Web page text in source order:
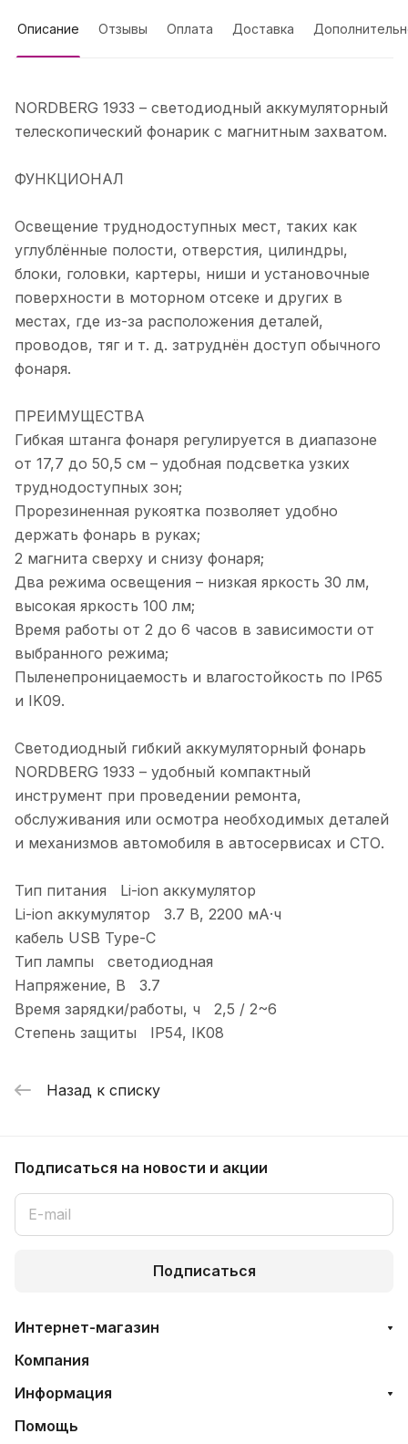
Описание Отзывы Оплата Доставка
NORDBERG 1933 – светодиодный аккумуляторный
телескопический фонарик с магнитным захватом.
ФУНКЦИОНАЛ
Освещение труднодоступных мест, таких как
углублённые полости, отверстия, цилиндры,
блоки, головки, картеры, ниши и установочные
поверхности в моторном отсеке и других в
местах, где из-за расположения деталей,
проводов, тяг и т. д. затруднён доступ обычного
фонаря.
ПРЕИМУЩЕСТВА
Гибкая штанга фонаря регулируется в диапазоне
от 17,7 до 50,5 см – удобная подсветка узких
труднодоступных зон;
Прорезиненная рукоятка позволяет удобно
держать фонарь в руках;
2 магнита сверху и снизу фонаря;
Два режима освещения – низкая яркость 30 лм,
высокая яркость 100 лм;
Время работы от 2 до 6 часов в зависимости от
выбранного режима;
Пыленепроницаемость и влагостойкость по IP65
и IK09.
Светодиодный гибкий аккумуляторный фонарь
NORDBERG 1933 – удобный компактный
инструмент при проведении ремонта,
обслуживания или осмотра необходимых деталей
и механизмов автомобиля в автосервисах и СТО.
Тип питания Li-ion аккумулятор
Li-ion аккумулятор 3.7 В, 2200 мА·ч
кабель USB Type-C
Тип лампы светодиодная
Напряжение, В 3.7
Время зарядки/работы, ч 2,5 / 2~6
Степень защиты IP54, IK08
Назад к списку
Подписаться на новости и акции
Подписаться
Интернет-магазин
Компания
Информация
Помощь